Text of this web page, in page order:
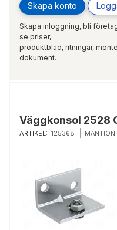
Skapa konto
Skapa inloggning, bli
se priser,
produktblad, ritningar,
dokument.
Väggkonsol 2528
ARTIKEL: 125368 MANTION